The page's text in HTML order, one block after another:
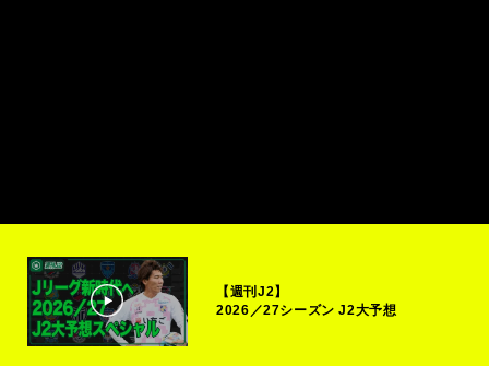
【週刊J2】
2026／27シーズン J2大予想